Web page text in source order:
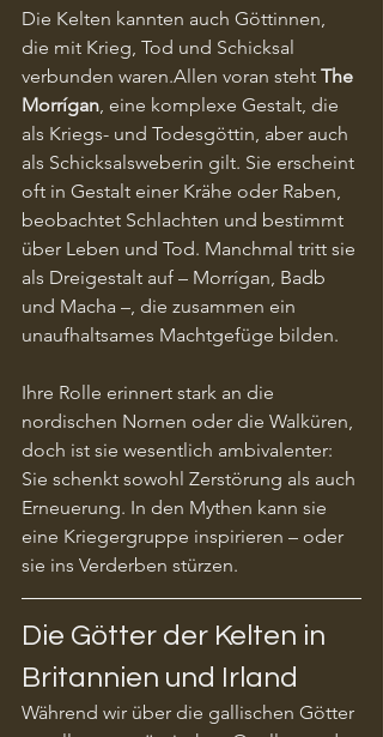
Die Kelten kannten auch Göttinnen,
die mit Krieg, Tod und Schicksal
verbunden waren.Allen voran steht The
Morrígan , eine komplexe Gestalt, die
als Kriegs- und Todesgöttin, aber auch
als Schicksalsweberin gilt. Sie erscheint
oft in Gestalt einer Krähe oder Raben,
beobachtet Schlachten und bestimmt
über Leben und Tod. Manchmal tritt sie
als Dreigestalt auf – Morrígan, Badb
und Macha –, die zusammen ein
unaufhaltsames Machtgefüge bilden.
Ihre Rolle erinnert stark an die
nordischen Nornen oder die Walküren,
doch ist sie wesentlich ambivalenter:
Sie schenkt sowohl Zerstörung als auch
Erneuerung. In den Mythen kann sie
eine Kriegergruppe inspirieren – oder
sie ins Verderben stürzen.
Die Götter der Kelten in
Britannien und Irland
Während wir über die gallischen Götter